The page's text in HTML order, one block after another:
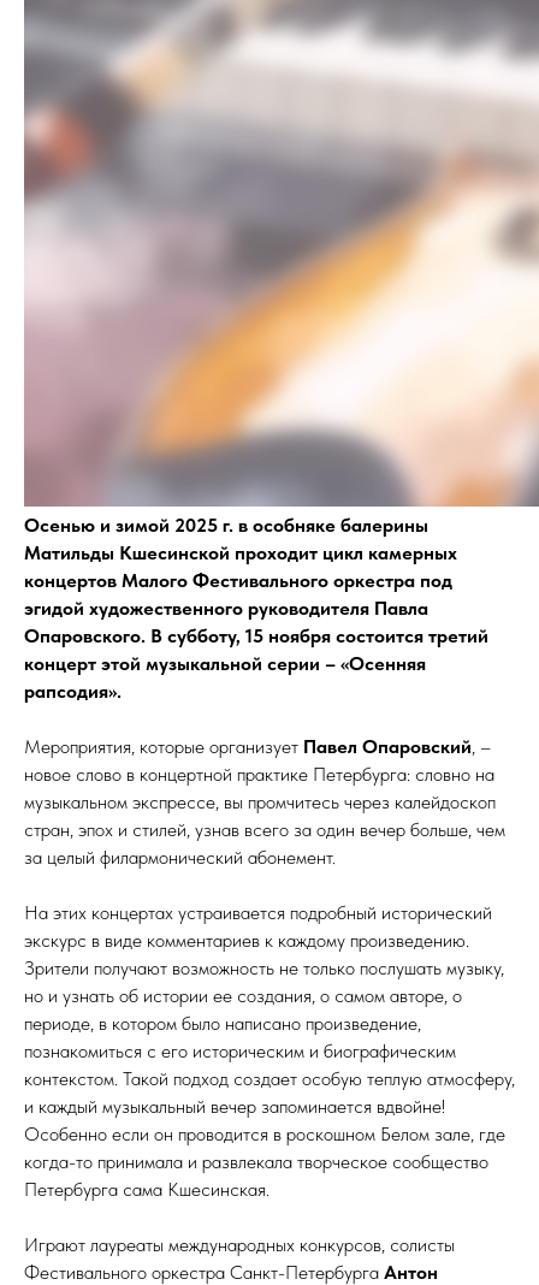
Осенью и зимой 2025 г. в особняке балерины
Матильды Кшесинской проходит цикл камерных
концертов Малого Фестивального оркестра под
эгидой художественного руководителя Павла
Опаровского. В субботу, 15 ноября состоится третий
концерт этой музыкальной серии – «Осенняя
рапсодия».
Мероприятия, которые организует Павел Опаровский, –
новое слово в концертной практике Петербурга: словно на
музыкальном экспрессе, вы промчитесь через калейдоскоп
стран, эпох и стилей, узнав всего за один вечер больше, чем
за целый филармонический абонемент.
На этих концертах устраивается подробный исторический
экскурс в виде комментариев к каждому произведению.
Зрители получают возможность не только послушать музыку,
но и узнать об истории ее создания, о самом авторе, о
периоде, в котором было написано произведение,
познакомиться с его историческим и биографическим
контекстом. Такой подход создает особую теплую атмосферу,
и каждый музыкальный вечер запоминается вдвойне!
Особенно если он проводится в роскошном Белом зале, где
когда-то принимала и развлекала творческое сообщество
Петербурга сама Кшесинская.
Играют лауреаты международных конкурсов, солисты
Фестивального оркестра Санкт-Петербурга Антон